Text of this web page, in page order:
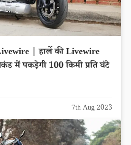
| हार्ले की Livewire
में पकड़ेगी 100 किमी प्रति घंटे
7th Aug 2023